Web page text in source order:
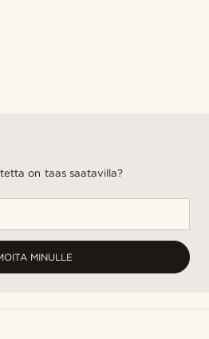
on taas saatavilla?
MINULLE